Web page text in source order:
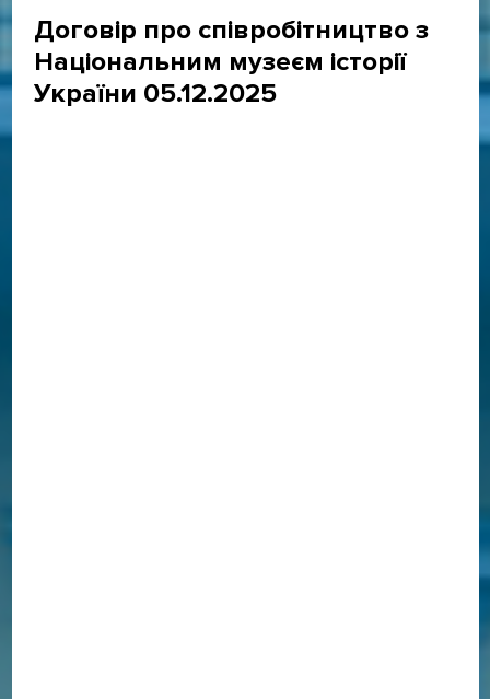
Договір про співробітництво з
Національним музеєм історії
України 05.12.2025